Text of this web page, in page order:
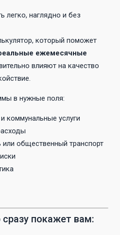
легко, наглядно и без
который поможет
ежемесячные
влияют на качество
в нужные поля:
коммунальные услуги
или общественный транспорт
сразу покажет вам: